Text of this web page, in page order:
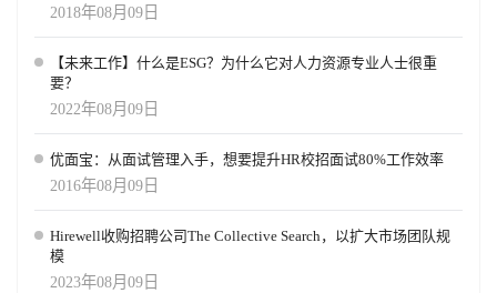
2018年08月09日
【未来工作】什么是ESG？为什么它对人力资源专业人士很重
要？
2022年08月09日
优面宝：从面试管理入手，想要提升HR校招面试80%工作效率
2016年08月09日
Hirewell收购招聘公司The Collective Search，以扩大市场团队规
模
2023年08月09日